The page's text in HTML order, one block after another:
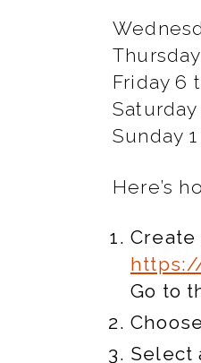
Friday 6
Sunday
Here’s
Create
Go to
Select